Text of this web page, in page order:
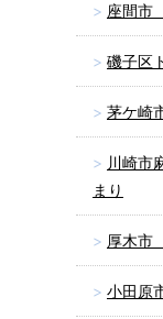
座間市
磯子区
茅ケ崎
川崎市
まり
厚木市
小田原